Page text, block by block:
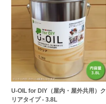
U-OIL for DIY（屋内・屋外共用）ク
リアタイプ - 3.8L